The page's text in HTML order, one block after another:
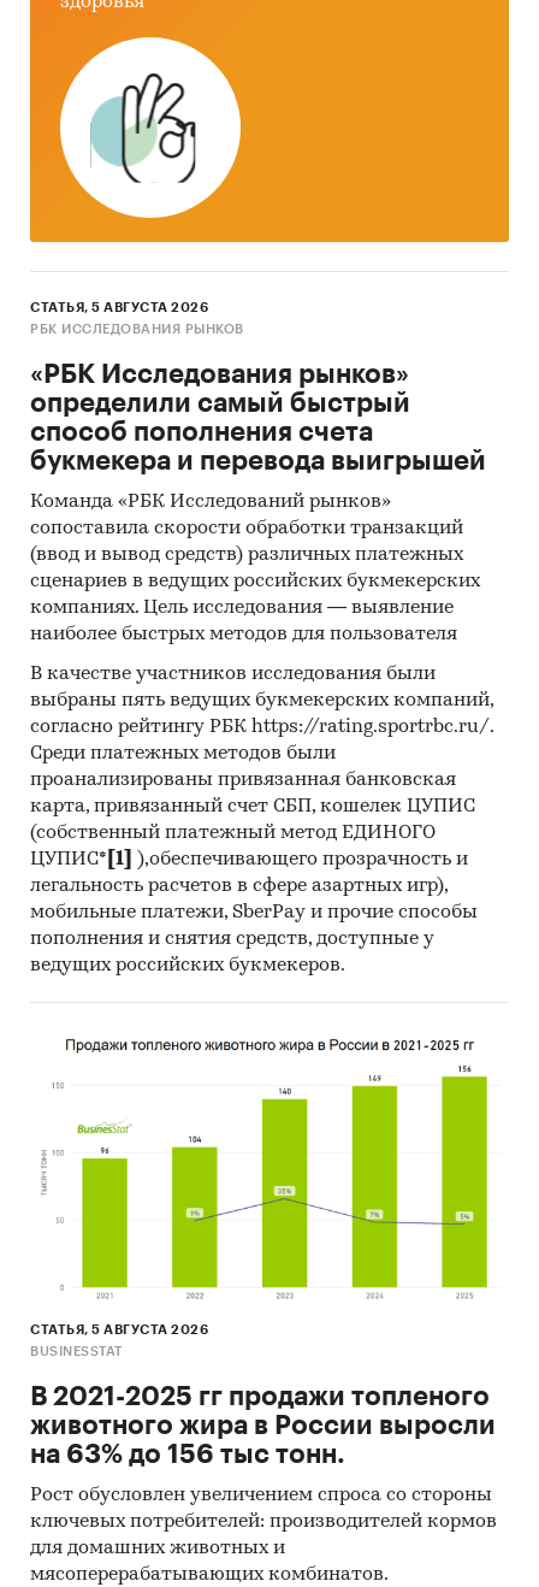
запасов анилина
Приведены рейтинги:
производителей
экспортеров
импортеров
зарубежных поставщиков
При подготовке обзора используется
официальная статистика и собранные
данные.
Информация профильных ведомств:
Федеральная служба государственной
статистики (Росстат)
Министерство экономического развития
Министерство сельского хозяйства
Федеральная таможенная служба
Таможенный союз ЕАЭС
Информация, собранная BusinesStat:
показатели торговли анилином
оценки экспертов химической
промышленности
Категории: Промышленность
Химическая
промышленность / Производство анилина
Россия
СТАТЬЯ, 5 АВГУСТА 2026
РБК ИССЛЕДОВАНИЯ РЫНКОВ
«РБК Исследования рынков»
определили самый быстрый
способ пополнения счета
букмекера и перевода выигрышей
Команда «РБК Исследований рынков»
сопоставила скорости обработки транзакций
(ввод и вывод средств) различных платежных
сценариев в ведущих российских букмекерских
компаниях. Цель исследования — выявление
наиболее быстрых методов для пользователя
В качестве участников исследования были
выбраны пять ведущих букмекерских компаний,
согласно рейтингу РБК https://rating.sportrbc.ru/.
Среди платежных методов были
проанализированы привязанная банковская
карта, привязанный счет СБП, кошелек ЦУПИС
(собственный платежный метод ЕДИНОГО
ЦУПИС* [1]
),обеспечивающего прозрачность и
легальность расчетов в сфере азартных игр),
мобильные платежи, SberPay и прочие способы
пополнения и снятия средств, доступные у
ведущих российских букмекеров.
СТАТЬЯ, 5 АВГУСТА 2026
BUSINESSTAT
В 2021-2025 гг продажи топленого
животного жира в России выросли
на 63% до 156 тыс тонн.
Рост обусловлен увеличением спроса со стороны
ключевых потребителей: производителей кормов
для домашних животных и
мясоперерабатывающих комбинатов.